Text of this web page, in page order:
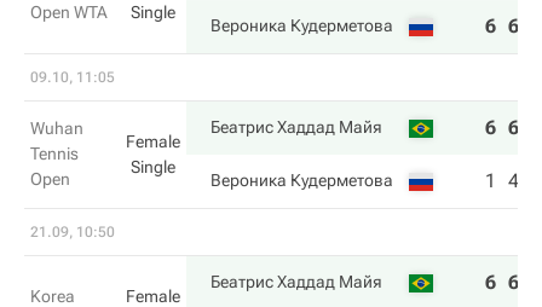
Open WTA
Single
Вероника Кудерметова 6 6
09.10, 11:05
Wuhan
Tennis
Open
Female
Single
Беатрис Хаддад Майя 6 6
Вероника Кудерметова 1 4
21.09, 10:50
Korea
Female
Беатрис Хаддад Майя 6 6